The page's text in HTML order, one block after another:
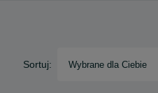
Sortuj: Wybrane dla Ciebie